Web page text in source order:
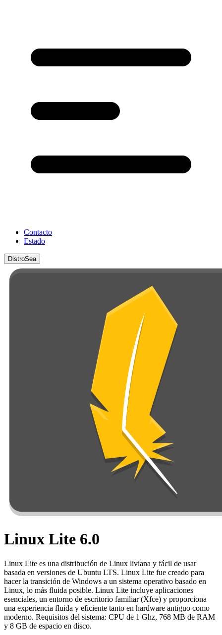
Contacto
Estado
DistroSea
Linux Lite 6.0
Linux Lite es una distribución de Linux liviana y fácil de usar
basada en versiones de Ubuntu LTS. Linux Lite fue creado para
hacer la transición de Windows a un sistema operativo basado en
Linux, lo más fluida posible. Linux Lite incluye aplicaciones
esenciales, un entorno de escritorio familiar (Xfce) y proporciona
una experiencia fluida y eficiente tanto en hardware antiguo como
moderno. Requisitos del sistema: CPU de 1 Ghz, 768 MB de RAM
y 8 GB de espacio en disco.